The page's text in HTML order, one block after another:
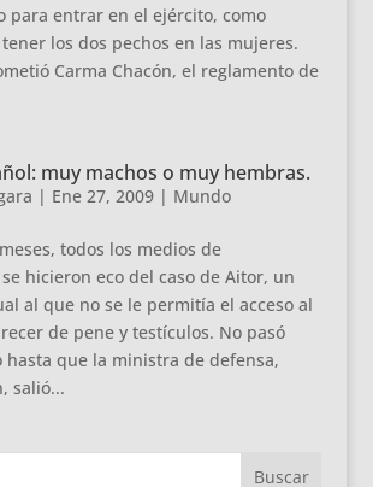
para entrar en el ejército, como
los dos pechos en las mujeres.
Carma Chacón, el reglamento de
muy machos o muy hembras.
| Ene 27, 2009| Mundo
todos los medios de
hicieron eco del caso de Aitor, un
al que no se le permitía el acceso al
de pene y testículos. No pasó
hasta que la ministra de defensa,
salió...